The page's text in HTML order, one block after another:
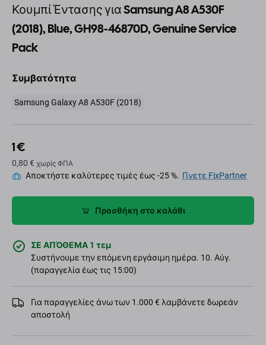
Κουμπί Έντασης για Samsung A8 A530F
(2018), Blue, GH98-46870D, Genuine Service
Pack
Συμβατότητα
Samsung Galaxy A8 A530F (2018)
1 €
0,80 € χωρίς ΦΠΑ
Αποκτήστε καλύτερες τιμές έως -25 %. Γίνετε FixPartner
Προσθήκη στο καλάθι
ΣΕ ΑΠΌΘΕΜΑ 1 τεμ
Συστήνουμε την επόμενη εργάσιμη ημέρα. 10. Αύγ.
(παραγγελία έως τις 15:00)
Για παραγγελίες άνω των 1.000 € λαμβάνετε δωρεάν
αποστολή